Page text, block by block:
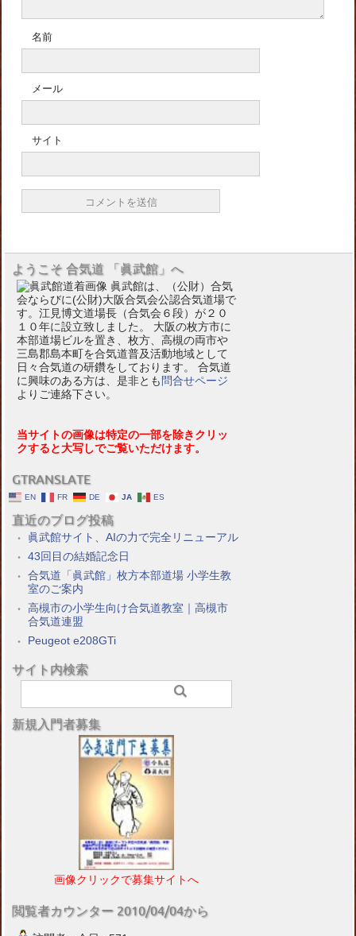
名前
メール
サイト
ようこそ 合気道 「眞武館」へ
眞武館は、（公財）合気
会ならびに(公財)大阪合気会公認合気道場で
す。江見博文道場長（合気会６段）が２０
１０年に設立致しました。 大阪の枚方市に
本部道場ビルを置き、枚方、高槻の両市や
三島郡島本町を合気道普及活動地域として
日々合気道の研鑽をしております。 合気道
に興味のある方は、是非とも 問合せページ
よりご連絡下さい。
当サイトの画像は特定の一部を除きクリッ
クすると大写しでご覧いただけます。
GTRANSLATE
EN FR DE JA ES
直近のブログ投稿
眞武館サイト、AIの力で完全リニューアル
43回目の結婚記念日
合気道「眞武館」枚方本部道場 小学生教
室のご案内
高槻市の小学生向け合気道教室｜高槻市
合気道連盟
Peugeot e208GTi
サイト内検索
新規入門者募集
画像クリックで募集サイトへ
閲覧者カウンター 2010/04/04から